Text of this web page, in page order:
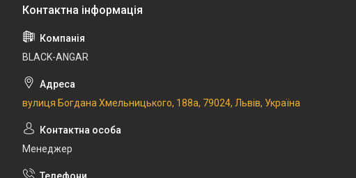
BLACK-ANGAR
вулиця Богдана Хмельницького, 188а, 79024, Львів, Україна
Менеджер